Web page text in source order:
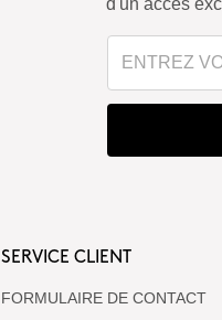
d'un accès
SERVICE CLIENT
FORMULAIRE DE CONTACT